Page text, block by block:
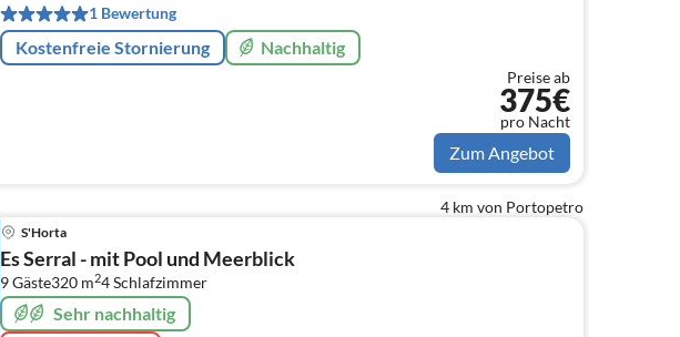
1 Bewertung
Kostenfreie Stornierung Nachhaltig
Preise ab
375€
pro Nacht
Zum Angebot
4 km von Portopetro
S'Horta
Es Serral - mit Pool und Meerblick
9 Gäste320 m24Schlafzimmer
Sehr nachhaltig